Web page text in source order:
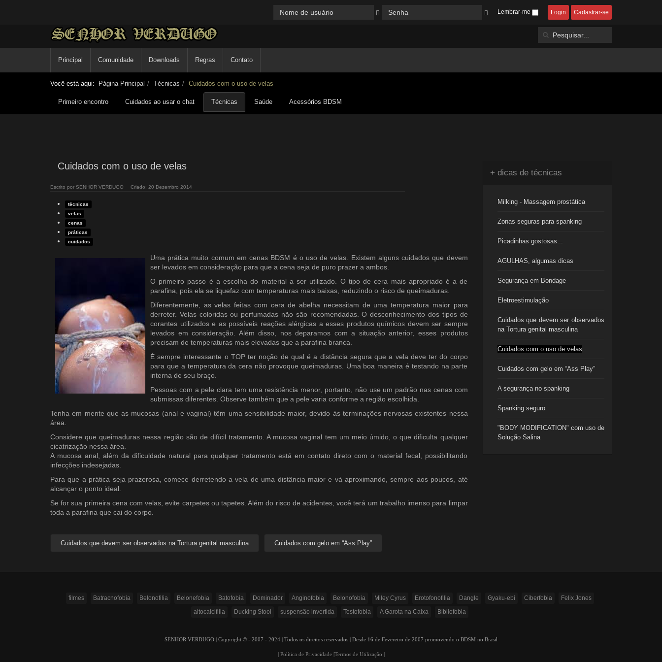
Lembrar-me Login Cadastrar-se
Principal Comunidade Downloads Regras Contato
Você está aqui: Página Principal Técnicas Cuidados com o uso de velas
Primeiro encontro Cuidados ao usar o chat Técnicas Saúde Acessórios BDSM
Cuidados com o uso de velas
Escrito por SENHOR VERDUGO Criado: 20 Dezembro 2014
técnicas
velas
cenas
práticas
cuidados
Uma prática muito comum em cenas BDSM é o uso de velas. Existem alguns cuidados que devem
ser levados em consideração para que a cena seja de puro prazer a ambos.
O primeiro passo é a escolha do material a ser utilizado. O tipo de cera mais apropriado é a de
parafina, pois ela se liquefaz com temperaturas mais baixas, reduzindo o risco de queimaduras.
Diferentemente, as velas feitas com cera de abelha necessitam de uma temperatura maior para
derreter. Velas coloridas ou perfumadas não são recomendadas. O desconhecimento dos tipos de
corantes utilizados e as possíveis reações alérgicas a esses produtos químicos devem ser sempre
levados em consideração. Além disso, nos deparamos com a situação anterior, esses produtos
precisam de temperaturas mais elevadas que a parafina branca.
É sempre interessante o TOP ter noção de qual é a distância segura que a vela deve ter do corpo
para que a temperatura da cera não provoque queimaduras. Uma boa maneira é testando na parte
interna de seu braço.
Pessoas com a pele clara tem uma resistência menor, portanto, não use um padrão nas cenas com
submissas diferentes. Observe também que a pele varia conforme a região escolhida.
Tenha em mente que as mucosas (anal e vaginal) têm uma sensibilidade maior, devido às terminações nervosas existentes nessa
área.
Considere que queimaduras nessa região são de difícil tratamento. A mucosa vaginal tem um meio úmido, o que dificulta qualquer
cicatrização nessa área.
A mucosa anal, além da dificuldade natural para qualquer tratamento está em contato direto com o material fecal, possibilitando
infecções indesejadas.
Para que a prática seja prazerosa, comece derretendo a vela de uma distância maior e vá aproximando, sempre aos poucos, até
alcançar o ponto ideal.
Se for sua primeira cena com velas, evite carpetes ou tapetes. Além do risco de acidentes, você terá um trabalho imenso para limpar
toda a parafina que cai do corpo.
Cuidados que devem ser observados na Tortura genital masculina Cuidados com gelo em “Ass Play”
+ dicas de técnicas
Milking - Massagem prostática
Zonas seguras para spanking
Picadinhas gostosas...
AGULHAS, algumas dicas
Segurança em Bondage
Eletroestimulação
Cuidados que devem ser observados
na Tortura genital masculina
Cuidados com o uso de velas
Cuidados com gelo em “Ass Play”
A segurança no spanking
Spanking seguro
"BODY MODIFICATION" com uso de
Solução Salina
filmes Batracnofobia Belonofilia Belonefobia Batofobia Dominador Anginofobia Belonofobia Miley Cyrus Erotofonofilia Dangle Gyaku-ebi Ciberfobia
Felix Jones
altocalcifilia
Ducking Stool suspensão invertida Testofobia A Garota na Caixa Bibliofobia
SENHOR VERDUGO | Copyright © - 2007 - 2024 | Todos os direitos reservados | Desde 16 de Fevereiro de 2007 promovendo o BDSM no Brasil
Política de Privacidade| Termos de Utilização